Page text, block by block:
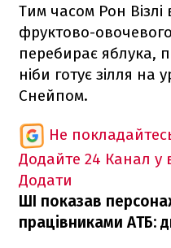
Тим часом Рон Візлі
фруктово-
перебирає яблука,
ніби готує зілля на
Снейпом.
Не
Додайте 24 Канал у
Додати
ШІ показав
працівниками АТБ: